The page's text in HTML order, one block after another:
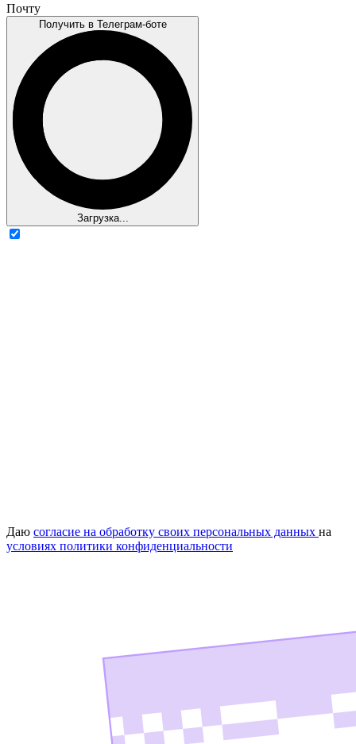
Почту
Получить в Телеграм-боте
Загрузка...
Даю согласие на обработку своих персональных данных на
условиях политики конфиденциальности